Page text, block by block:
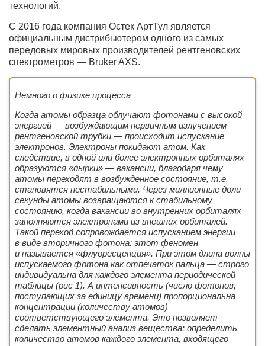
технологий.
С 2016 года компания Остек АртТул является
официальным дистрибьютером одного из самых
передовых мировых производителей рентгеновских
спектрометров — Bruker AXS.
Немного о физике процесса
Когда атомы образца облучают фотонами с высокой
энергией — возбуждающим первичным излучением
рентгеновской трубки — происходит испускание
электронов. Электроны покидают атом. Как
следствие, в одной или более электронных орбиталях
образуются «дырки» — вакансии, благодаря чему
атомы переходят в возбужденное состояние, т.е.
становятся нестабильными. Через миллионные доли
секунды атомы возвращаются к стабильному
состоянию, когда вакансии во внутренних орбиталях
заполняются электронами из внешних орбиталей.
Такой переход сопровождается испусканием энергии
в виде вторичного фотона: этот феномен
и называется «флуоресценция». При этом длина волны
испускаемого фотона как отпечаток пальца — строго
индивидуальна для каждого элемента периодической
таблицы (рис 1). А интенсивность (число фотонов,
поступающих за единицу времени) пропорциональна
концентрации (количеству атомов)
соответствующего элемента. Это позволяет
сделать элементный анализ вещества: определить
количество атомов каждого элемента, входящего